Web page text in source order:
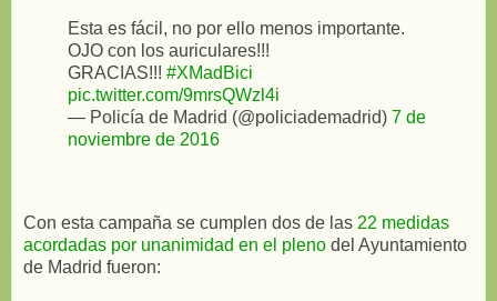
Esta es fácil, no por ello menos importante.
OJO con los auriculares!!!
GRACIAS!!! #XMadBici
pic.twitter.com/9mrsQWzl4i
— Policía de Madrid (@policiademadrid) 7 de
noviembre de 2016
Con esta campaña se cumplen dos de las 22 medidas
acordadas por unanimidad en el pleno del Ayuntamiento
de Madrid fueron: